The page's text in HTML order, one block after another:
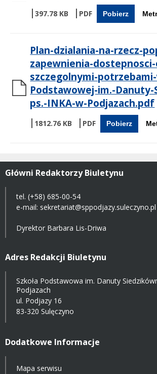
397.78 KB Pobierz
Plan-dzialania-na-rzecz-
zapewnienia-
szczegolnymi-
Podstawowej-im.-Danuty-
ps.-INKA-w-Podjazach.pdf
1812.76 KB Pobierz
Główni Redaktorzy Biuletynu
tel. (+58) 685-00-54
e-mail: sekretariat@sppodjazy.suleczyno.pl
Dyrektor Barbara Lis-Driwa
Adres Redakcji Biuletynu
Szkoła Podstawowa im. Danuty
Podjazach
ul. Podjazy 16
83-320 Sulęczyno
Dodatkowe Informacje
Mapa serwisu